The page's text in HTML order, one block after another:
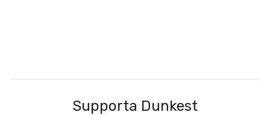
Supporta Dunkest